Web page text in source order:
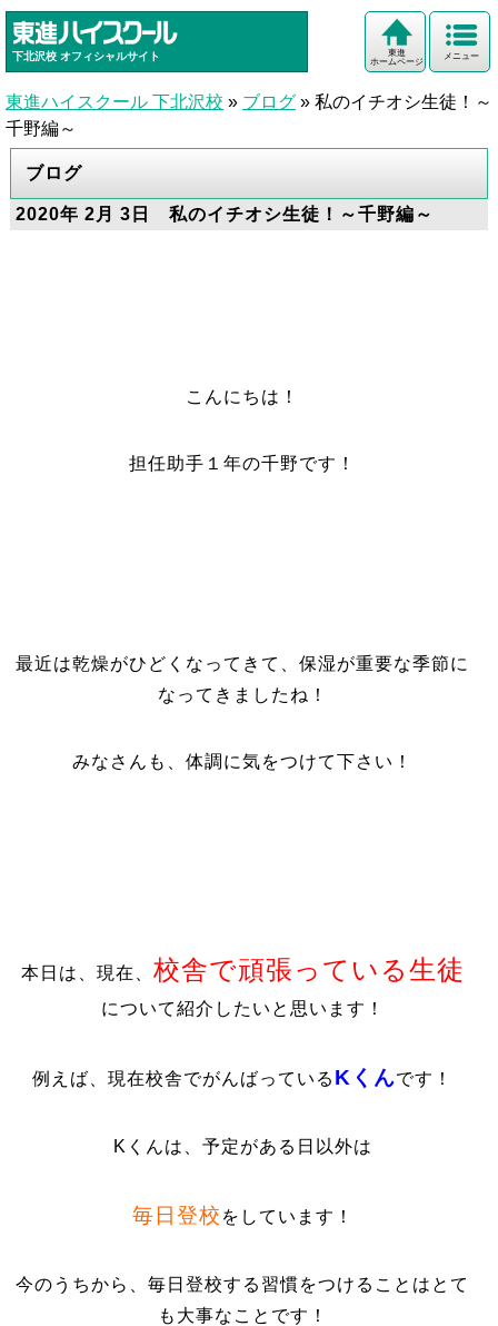
下北沢校 オフィシャルサイト メニュー
東進
ホームページ
東進ハイスクール 下北沢校 » ブログ » 私のイチオシ生徒！～
千野編～
ブログ
2020年 2月 3日 私のイチオシ生徒！～千野編～
こんにちは！
担任助手１年の千野です！
最近は乾燥がひどくなってきて、保湿が重要な季節に
なってきましたね！
みなさんも、体調に気をつけて下さい！
本日は、現在、 校舎で頑張っている生徒
について紹介したいと思います！
例えば、現在校舎でがんばっている Kくんです！
Kくんは、予定がある日以外は
毎日登校 をしています！
今のうちから、毎日登校する習慣をつけることはとて
も大事なことです！